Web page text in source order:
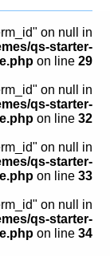
המכון
משאבי
כספים
המחלקה
מחלקת
קולות קוראים
on null in
qs-starter-
on line 29
on null in
qs-starter-
on line 32
on null in
qs-starter-
on line 33
on null in
qs-starter-
on line 34